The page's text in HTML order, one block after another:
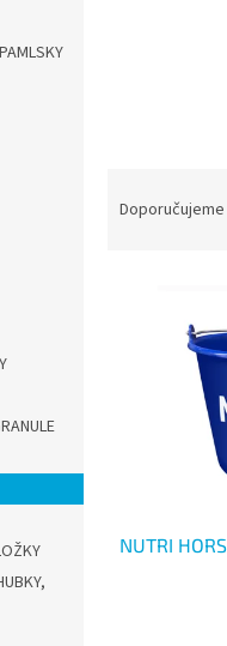
Doporučujeme
NUTRI